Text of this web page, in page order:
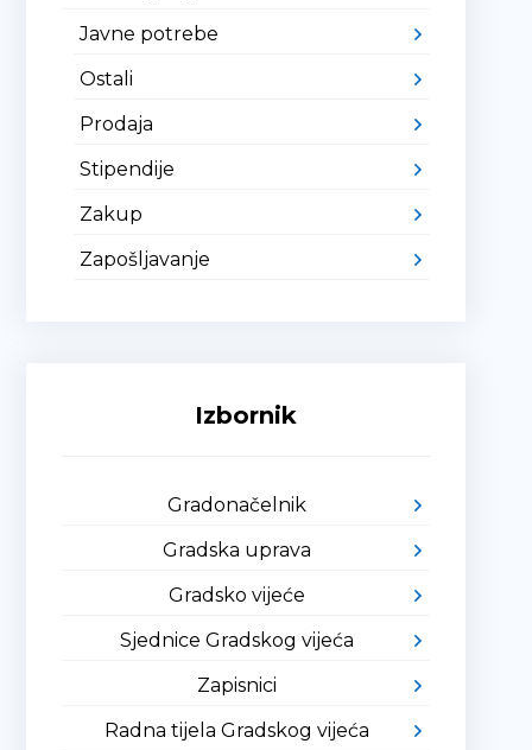
Javne potrebe
Ostali
Prodaja
Stipendije
Zakup
Zapošljavanje
Izbornik
Gradonačelnik
Gradska uprava
Gradsko vijeće
Sjednice Gradskog vijeća
Zapisnici
Radna tijela Gradskog vijeća